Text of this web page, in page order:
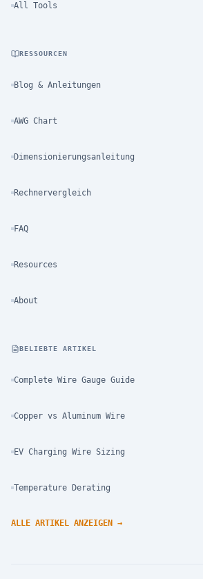
All Tools
RESSOURCEN
Blog & Anleitungen
AWG Chart
Dimensionierungsanleitung
Rechnervergleich
FAQ
Resources
About
BELIEBTE ARTIKEL
Complete Wire Gauge Guide
Copper vs Aluminum Wire
EV Charging Wire Sizing
Temperature Derating
ALLE ARTIKEL ANZEIGEN →